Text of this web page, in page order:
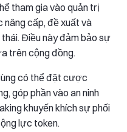
tham gia vào quản trị
cấp, đề xuất và
Điều này đảm bảo sự
trên cộng đồng.
có thể đặt cược
góp phần vào an ninh
khuyến khích sự phối
lực token.